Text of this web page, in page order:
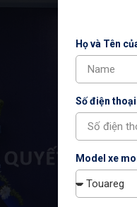
Họ và Tên
Số điện
Model xe